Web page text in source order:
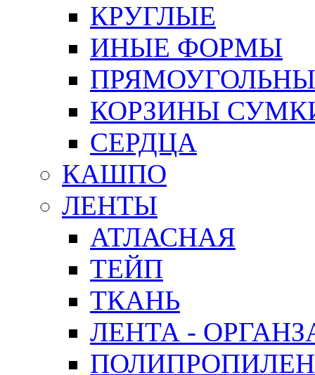
КРУГЛЫЕ
ИНЫЕ ФОРМЫ
КОРЗИНЫ
СЕРДЦА
КАШПО
ЛЕНТЫ
АТЛАСНАЯ
ТЕЙП
ТКАНЬ
ЛЕНТА -